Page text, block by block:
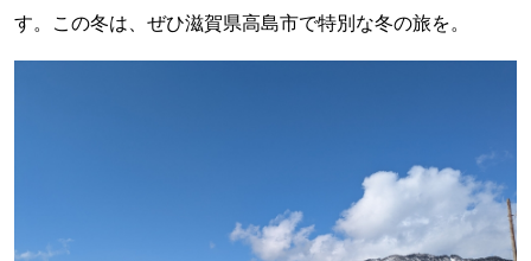
す。この冬は、ぜひ滋賀県高島市で特別な冬の旅を。